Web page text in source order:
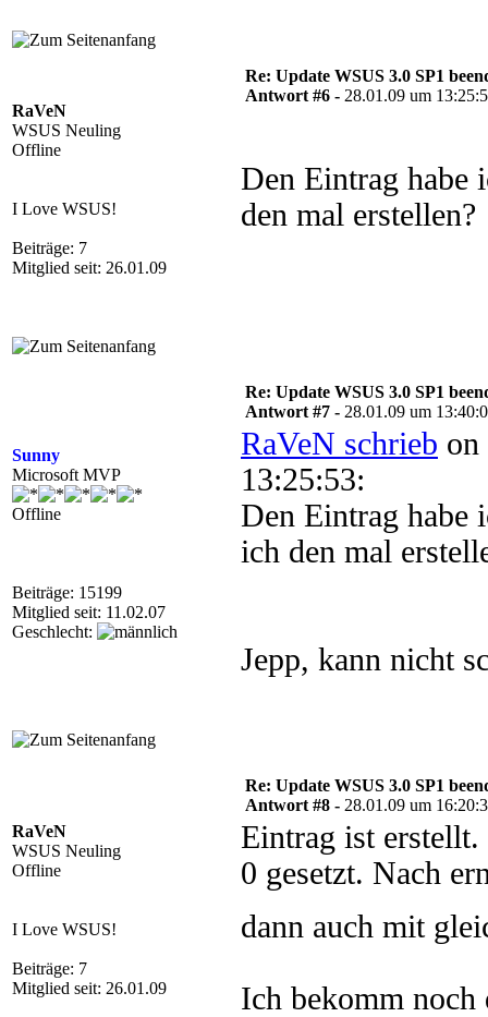
RaVeN
WSUS Neuling
Offline
I Love WSUS!
Beiträge: 7
Mitglied seit: 26.01.09
Re: Update WSUS 3.0 SP1
Antwort #6 - 28.01.09 um
Den Eintrag habe
den mal erstellen?
Sunny
Microsoft MVP
Offline
Beiträge: 15199
Mitglied seit: 11.02.07
Geschlecht:
Re: Update WSUS 3.0 SP1
Antwort #7 - 28.01.09 um
RaVeN schrieb on
13:25:53:
Den Eintrag habe
ich den mal
Jepp, kann nicht
RaVeN
WSUS Neuling
Offline
I Love WSUS!
Beiträge: 7
Mitglied seit: 26.01.09
Re: Update WSUS 3.0 SP1
Antwort #8 - 28.01.09 um
Eintrag ist erstellt.
0 gesetzt. Nach
dann auch mit
Ich bekomm